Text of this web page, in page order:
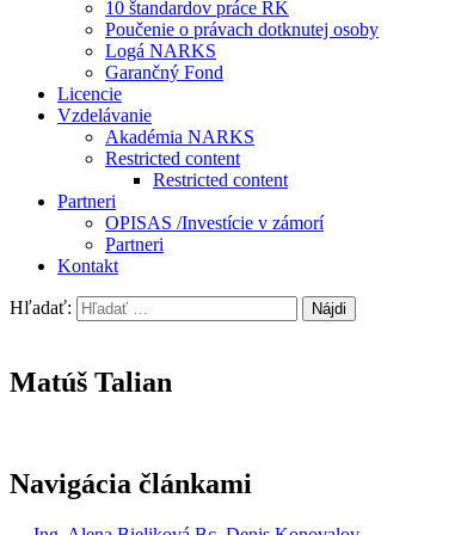
10 štandardov práce RK
Poučenie o právach dotknutej osoby
Logá NARKS
Garančný Fond
Licencie
Vzdelávanie
Akadémia NARKS
Restricted content
Restricted content
Partneri
OPISAS /Investície v zámorí
Partneri
Kontakt
Hľadať:
Matúš Talian
Navigácia článkami